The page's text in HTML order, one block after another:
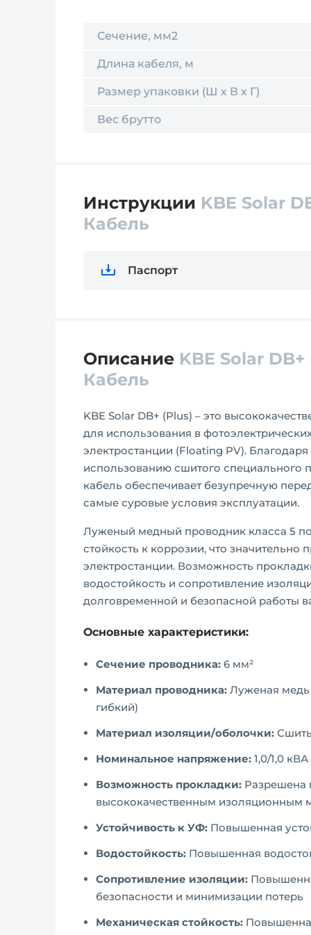
Сечение, мм2
Длина кабеля, м
Размер упаковки (Ш х В х Г)
Вес брутто
Инструкции KBE Solar
Кабель
Паспорт
Описание KBE Solar
Кабель
KBE Solar DB+ (Plus) – это
для использования в
электростанции (Floating PV).
использованию сшитого специального
кабель обеспечивает безупречную
самые суровые условия эксплуатации.
Луженый медный проводник класса 5 по
стойкость к коррозии, что
электростанции. Возможность
водостойкость и сопротивление
долговременной и безопасной работы
Основные характеристики:
Сечение проводника: 6 мм²
Материал проводника: Луженая медь
гибкий)
Материал изоляции/оболочки:
Номинальное напряжение: 1,0/1,0
Возможность прокладки: Разрешена
высококачественным изоляционным
Устойчивость к УФ: Повышенная
Водостойкость: Повышенная
Сопротивление изоляции:
безопасности и минимизации потерь
Механическая стойкость: